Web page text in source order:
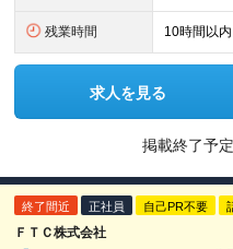
残業時間 10時間以内
求人を見る
掲載終了予
終了間近 正社員 自己PR不要
ＦＴＣ株式会社